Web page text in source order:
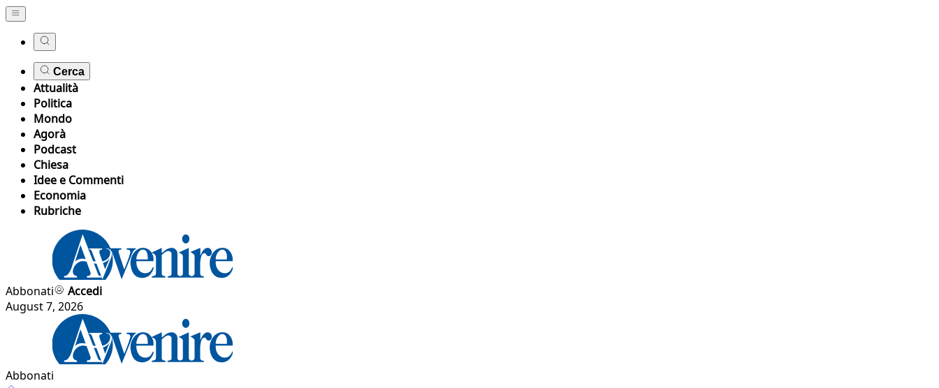
Cerca
Attualità
Politica
Mondo
Agorà
Podcast
Chiesa
Idee e Commenti
Economia
Rubriche
Abbonati
Accedi
August 7, 2026
Abbonati